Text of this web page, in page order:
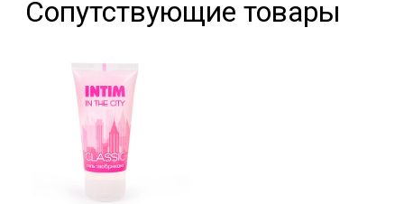
Сопутствующие товары